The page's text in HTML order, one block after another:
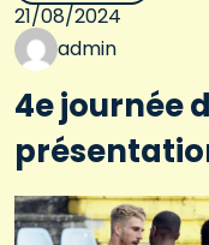
21/08/2024
admin
4e journée